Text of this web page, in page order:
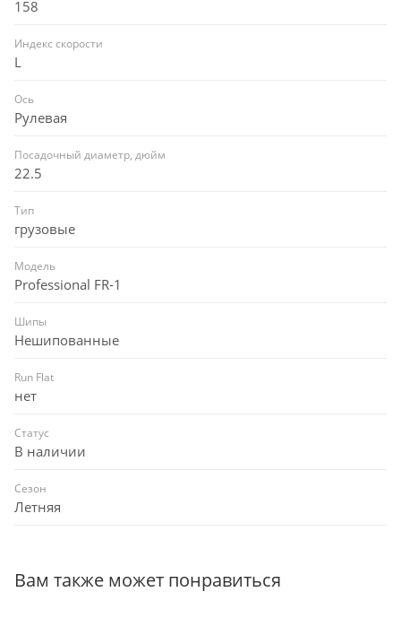
158
Индекс скорости
L
Ось
Рулевая
Посадочный диаметр, дюйм
22.5
Тип
грузовые
Модель
Professional FR-1
Шипы
Нешипованные
Run Flat
нет
Статус
В наличии
Сезон
Летняя
Вам также может понравиться